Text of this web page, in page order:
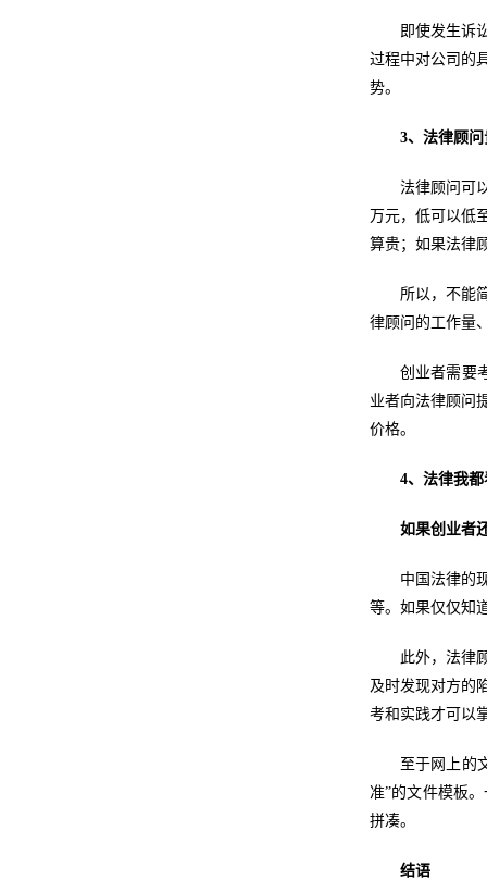
即使发生诉
过程中对公司的
势。
3、法律顾
法律顾问可
万元，低可以低
算贵；如果法律
所以，不能
律顾问的工作量
创业者需要
业者向法律顾问
价格。
4、法律我
如果创业者
中国法律的
等。如果仅仅知
此外，法律
及时发现对方的
考和实践才可以
至于网上的
准”的文件模板
拼凑。
结语